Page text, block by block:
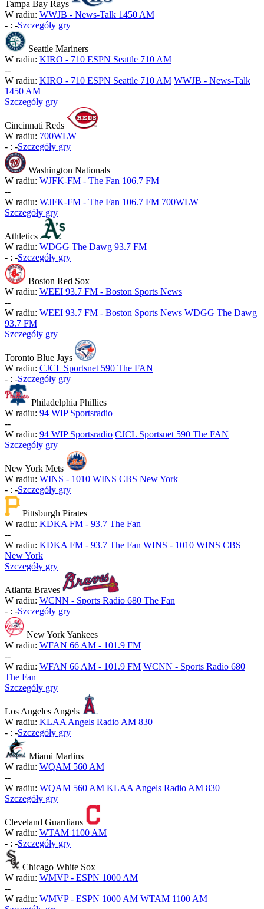
Tampa Bay Rays
W radiu: WWJB - News-Talk 1450 AM
- : -Szczegóły gry
Seattle Mariners
W radiu: KIRO - 710 ESPN Seattle 710 AM
--
W radiu: KIRO - 710 ESPN Seattle 710 AM WWJB - News-Talk
1450 AM
Szczegóły gry
Cincinnati Reds
W radiu: 700WLW
- : -Szczegóły gry
Washington Nationals
W radiu: WJFK-FM - The Fan 106.7 FM
--
W radiu: WJFK-FM - The Fan 106.7 FM 700WLW
Szczegóły gry
Athletics
W radiu: WDGG The Dawg 93.7 FM
- : -Szczegóły gry
Boston Red Sox
W radiu: WEEI 93.7 FM - Boston Sports News
--
W radiu: WEEI 93.7 FM - Boston Sports News WDGG The Dawg
93.7 FM
Szczegóły gry
Toronto Blue Jays
W radiu: CJCL Sportsnet 590 The FAN
- : -Szczegóły gry
Philadelphia Phillies
W radiu: 94 WIP Sportsradio
--
W radiu: 94 WIP Sportsradio CJCL Sportsnet 590 The FAN
Szczegóły gry
New York Mets
W radiu: WINS - 1010 WINS CBS New York
- : -Szczegóły gry
Pittsburgh Pirates
W radiu: KDKA FM - 93.7 The Fan
--
W radiu: KDKA FM - 93.7 The Fan WINS - 1010 WINS CBS
New York
Szczegóły gry
Atlanta Braves
W radiu: WCNN - Sports Radio 680 The Fan
- : -Szczegóły gry
New York Yankees
W radiu: WFAN 66 AM - 101.9 FM
--
W radiu: WFAN 66 AM - 101.9 FM WCNN - Sports Radio 680
The Fan
Szczegóły gry
Los Angeles Angels
W radiu: KLAA Angels Radio AM 830
- : -Szczegóły gry
Miami Marlins
W radiu: WQAM 560 AM
--
W radiu: WQAM 560 AM KLAA Angels Radio AM 830
Szczegóły gry
Cleveland Guardians
W radiu: WTAM 1100 AM
- : -Szczegóły gry
Chicago White Sox
W radiu: WMVP - ESPN 1000 AM
--
W radiu: WMVP - ESPN 1000 AM WTAM 1100 AM